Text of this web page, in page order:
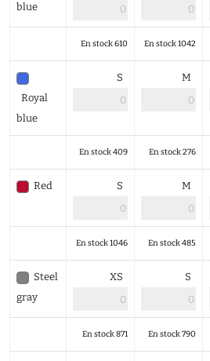
blue
En stock 610 En stock 1042
Royal
blue
S M
En stock 409 En stock 276
Red S M
En stock 1046 En stock 485
Steel
gray
XS S
En stock 871 En stock 790